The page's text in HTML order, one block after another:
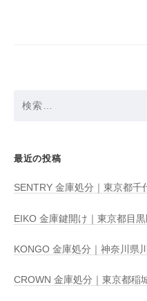
最近の投稿
SENTRY 金庫処分｜東京都千
EIKO 金庫鍵開け｜東京都目黒
KONGO 金庫処分｜神奈川県
CROWN 金庫処分｜東京都稲